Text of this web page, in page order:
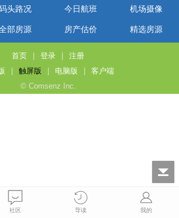
头路况 今日航班 机场摄像
部房源 房产估价 精选房源
首页 登录
注册
触屏版 电脑版
客户端
© Comsenz Inc.
社区 导读 我的